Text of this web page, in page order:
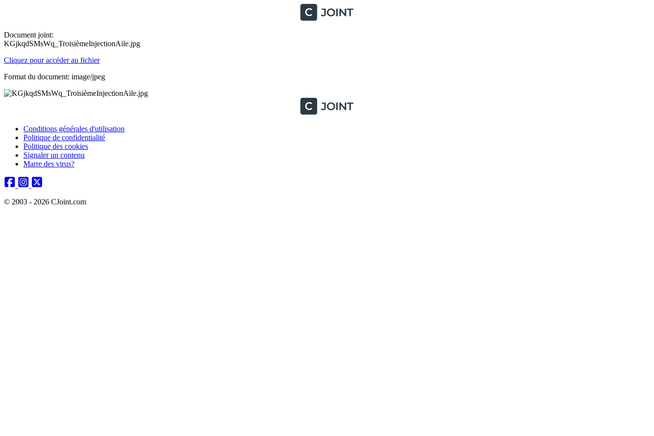
Document joint:
KGjkqdSMsWq_TroisièmeInjectionAile.jpg
Cliquez pour accéder au fichier
Format du document: image/jpeg
Conditions générales d'utilisation
Politique de confidentialité
Politique des cookies
Signaler un contenu
Marre des virus?
© 2003 - 2026 CJoint.com